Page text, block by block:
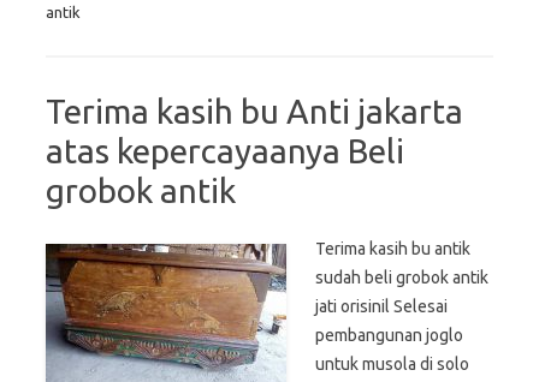
antik
Terima kasih bu Anti jakarta
atas kepercayaanya Beli
grobok antik
Terima kasih bu antik
sudah beli grobok antik
jati orisinil Selesai
pembangunan joglo
untuk musola di solo